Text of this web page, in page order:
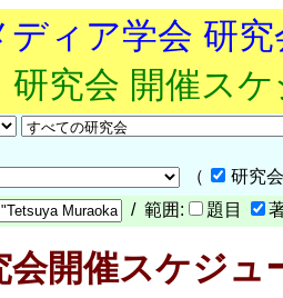
ディア学会 研
研究会 開催ス
（
研究
/ 範囲: 題目
開催スケジュ